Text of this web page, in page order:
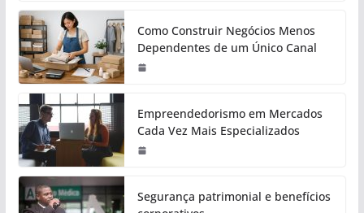
Como Construir Negócios Menos
Dependentes de um Único Canal
Empreendedorismo em Mercados
Cada Vez Mais Especializados
Segurança patrimonial e benefícios